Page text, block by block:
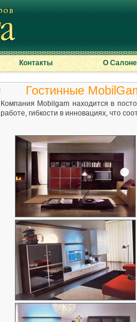
Контакты О Салоне
Гостинные
Компания Mobilgam находится в
работе, гибкости в инновациях, что